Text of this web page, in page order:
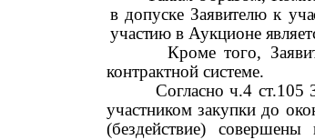
в допуске Заявителю к
участию в Аукционе
Кроме того,
контрактной системе.
Согласно ч.4 ст.105
участником закупки до
(бездействие)